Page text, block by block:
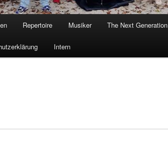
Repertoire Musiker The Next Generation
Intern